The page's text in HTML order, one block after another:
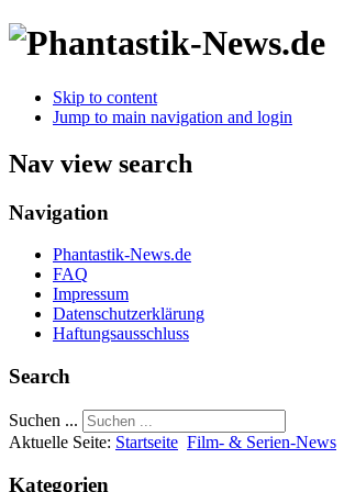
Skip to content
Jump to main navigation and login
Nav view search
Navigation
Phantastik-News.de
FAQ
Impressum
Datenschutzerklärung
Haftungsausschluss
Search
Suchen ...
Aktuelle Seite: Startseite Film- & Serien-News
Kategorien